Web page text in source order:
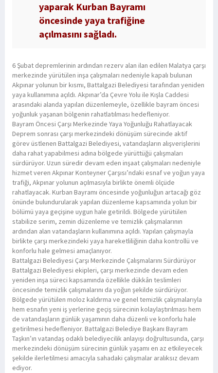
yaparak Kurban Bayramı
öncesinde yaya trafiğine
açılmasını sağladı.
6 Şubat depremlerinin ardından rezerv alan ilan edilen Malatya çarşı
merkezinde yürütülen inşa çalışmaları nedeniyle kapalı bulunan
Akpınar yolunun bir kısmı, Battalgazi Belediyesi tarafından yeniden
yaya kullanımına açıldı. Akpınar’da Çevre Yolu ile Kışla Caddesi
arasındaki alanda yapılan düzenlemeyle, özellikle bayram öncesi
yoğunluk yaşanan bölgenin rahatlatılması hedefleniyor.
Bayram Öncesi Çarşı Merkezinde Yaya Yoğunluğu Rahatlayacak
Deprem sonrası çarşı merkezindeki dönüşüm sürecinde aktif
görev üstlenen Battalgazi Belediyesi, vatandaşların alışverişlerini
daha rahat yapabilmesi adına bölgede yürüttüğü çalışmaları
sürdürüyor. Uzun süredir devam eden inşaat çalışmaları nedeniyle
hizmet veren Akpınar Konteyner Çarşısı’ndaki esnaf ve yoğun yaya
trafiği, Akpınar yolunun açılmasıyla birlikte önemli ölçüde
rahatlayacak. Kurban Bayramı öncesinde yoğunluğun artacağı göz
önünde bulundurularak yapılan düzenleme kapsamında yolun bir
bölümü yaya geçişine uygun hale getirildi. Bölgede yürütülen
stabilize serim, zemin düzenleme ve temizlik çalışmalarının
ardından alan vatandaşların kullanımına açıldı. Yapılan çalışmayla
birlikte çarşı merkezindeki yaya hareketliliğinin daha kontrollü ve
konforlu hale gelmesi amaçlanıyor.
Battalgazi Belediyesi Çarşı Merkezinde Çalışmalarını Sürdürüyor
Battalgazi Belediyesi ekipleri, çarşı merkezinde devam eden
yeniden inşa süreci kapsamında özellikle dükkân teslimleri
öncesinde temizlik çalışmalarını da yoğun şekilde sürdürüyor.
Bölgede yürütülen moloz kaldırma ve genel temizlik çalışmalarıyla
hem esnafın yeni iş yerlerine geçiş sürecinin kolaylaştırılması hem
de vatandaşların günlük yaşamının daha düzenli ve konforlu hale
getirilmesi hedefleniyor. Battalgazi Belediye Başkanı Bayram
Taşkın’ın vatandaş odaklı belediyecilik anlayışı doğrultusunda, çarşı
merkezindeki dönüşüm sürecinin günlük yaşamı en az etkileyecek
şekilde ilerletilmesi amacıyla sahadaki çalışmalar aralıksız devam
ediyor.